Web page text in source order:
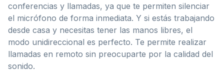
conferencias y llamadas, ya que te permiten silenciar
el micrófono de forma inmediata. Y si estás trabajando
desde casa y necesitas tener las manos libres, el
modo unidireccional es perfecto. Te permite realizar
llamadas en remoto sin preocuparte por la calidad del
sonido.